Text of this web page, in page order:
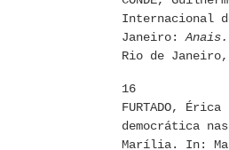
Internacional
Janeiro:
Rio de
16
FURTADO,
democrática
Marília. In: